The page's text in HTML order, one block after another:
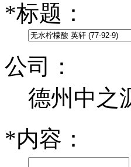
*标题：
公司：
德州中之
*内容：